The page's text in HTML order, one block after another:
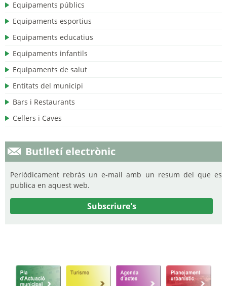
Equipaments públics
Equipaments esportius
Equipaments educatius
Equipaments infantils
Equipaments de salut
Entitats del municipi
Bars i Restaurants
Cellers i Caves
Butlletí electrònic
Periòdicament rebràs un e-mail amb un resum del que es
publica en aquest web.
Subscriure's